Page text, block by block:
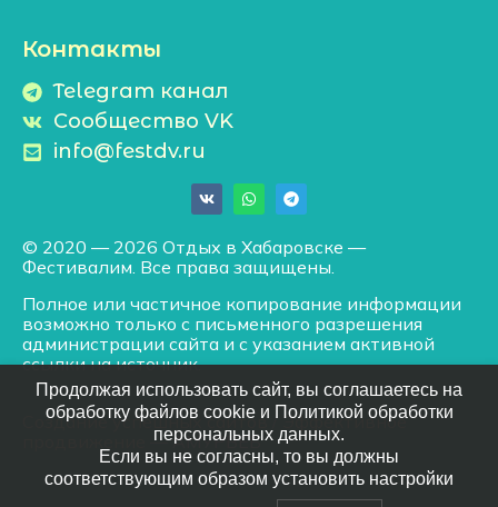
Контакты
Telegram канал
Сообщество VK
info@festdv.ru
© 2020 — 2026 Отдых в Хабаровске —
Фестивалим. Все права защищены.
Полное или частичное копирование информации
возможно только с письменного разрешения
администрации сайта и с указанием активной
ссылки на источник.
Создание успешных сайтов/ Эффективное
— АМУРВЕБ
Продолжая использовать сайт, вы соглашаетесь на
обработку файлов cookie и Политикой обработки
персональных данных.
Если вы не согласны, то вы должны
соответствующим образом установить настройки